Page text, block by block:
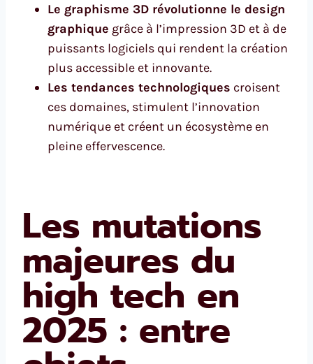
Le graphisme 3D révolutionne le design
graphique grâce à l’impression 3D et à de
puissants logiciels qui rendent la création
plus accessible et innovante.
Les tendances technologiques croisent
ces domaines, stimulent l’innovation
numérique et créent un écosystème en
pleine effervescence.
Les mutations
majeures du
high tech en
2025 : entre